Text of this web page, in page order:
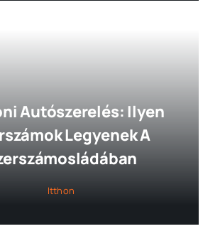
Autószerelés: Ilyen
Legyenek A
Itthon